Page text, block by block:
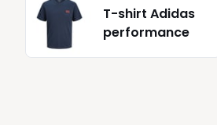
T-shirt Adidas
performance